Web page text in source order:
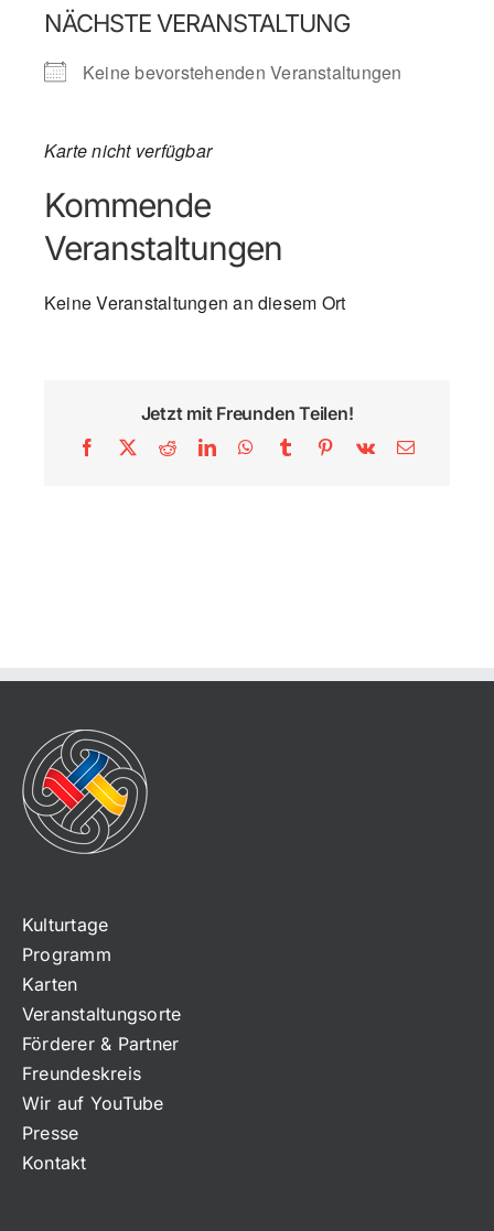
NÄCHSTE VERANSTALTUNG
Keine bevorstehenden Veranstaltungen
Karte nicht verfügbar
Kommende
Veranstaltungen
Keine Veranstaltungen an diesem Ort
Jetzt mit Freunden Teilen!
Facebook
X RedditLinkedInWhatsApp
Tumblr Pinterest
Vk
E-
Kulturtage
Programm
Karten
Veranstaltungsorte
Förderer & Partner
Freundeskreis
Wir auf YouTube
Presse
Kontakt